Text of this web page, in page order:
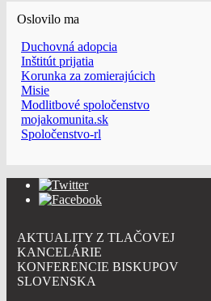
Oslovilo ma
Duchovná adopcia
Inštitút prijatia
Korunka za zomierajúcich
Misie
Modlitbové spoločenstvo
mojakomunita.sk
Spoločenstvo-rl
AKTUALITY Z TLAČOVEJ
KANCELÁRIE
KONFERENCIE BISKUPOV
SLOVENSKA